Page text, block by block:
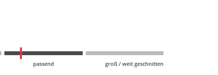
passend groß / weit geschnitten